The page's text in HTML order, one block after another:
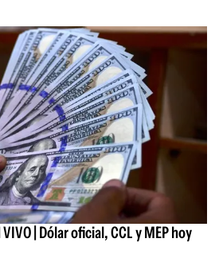
| Dólar oficial, CCL y MEP hoy